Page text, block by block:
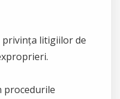
privința litigiilor de
procedurile